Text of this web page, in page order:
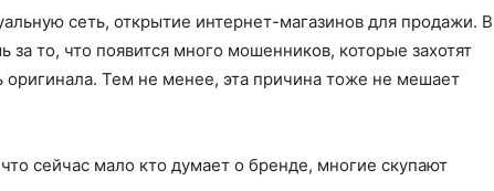
сеть, открытие интернет-магазинов для продажи. В
за то, что появится много мошенников, которые захотят
оригинала. Тем не менее, эта причина тоже не мешает
сейчас мало кто думает о бренде, многие скупают